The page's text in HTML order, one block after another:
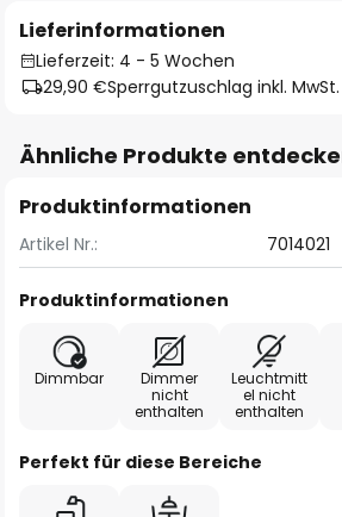
Lieferinformationen
Lieferzeit: 4 - 5 Wochen
29,90 €Sperrgutzuschlag inkl. MwSt.
Ähnliche Produkte
Produktinformationen
Artikel Nr.: 7014021
Produktinformationen
Dimmbar
Dimmer
nicht
enthalten
Leuchtmitt
el nicht
enthalten
Perfekt für diese Bereiche